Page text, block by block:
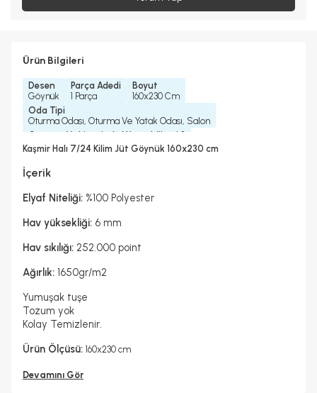
Ürün Bilgileri
Desen
Göynük
Parça Adedi
1 Parça
Boyut
160x230 Cm
Oda Tipi
Oturma Odası, Oturma Ve Yatak Odası, Salon
Çamaşır Makinesinde Yıkanabilir mi ?
Hayır
Hayır
Hayır
2 Yıl
3, 68
Kaşmir Halı 7/24 Kilim Jüt Göynük 160x230 cm
İçerik
Elyaf Niteliği: %100 Polyester
Hav yüksekliği: 6 mm
Hav sıkılığı: 252.000 point
Ağırlık: 1650gr/m2
Yumuşak tuşe
Tozum yok
Kolay Temizlenir.
Ürün Ölçüsü: 160x230 cm
Devamını Gör